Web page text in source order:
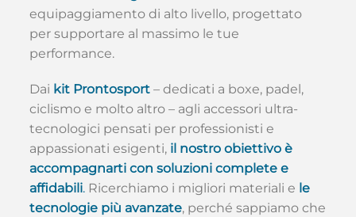
equipaggiamento di alto livello, progettato
per supportare al massimo le tue
performance.
Dai kit Prontosport – dedicati a boxe, padel,
ciclismo e molto altro – agli accessori ultra-
tecnologici pensati per professionisti e
appassionati esigenti, il nostro obiettivo è
accompagnarti con soluzioni complete e
affidabili. Ricerchiamo i migliori materiali e le
tecnologie più avanzate, perché sappiamo che